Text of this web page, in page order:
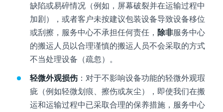
缺陷或易碎情况（例如，屏幕破裂并在运输过程中
加剧），或者客户未按建议包装设备导致设备移位
或刮擦，服务中心不承担任何责任， 除非服务中心
的搬运人员以合理谨慎的搬运人员不会采取的方式
不当处理设备（疏忽）。
轻微外观损伤：对于不影响设备功能的轻微外观瑕
疵（例如轻微划痕、擦伤或灰尘），即使我们在搬
运和运输过程中已采取合理的保养措施，服务中心